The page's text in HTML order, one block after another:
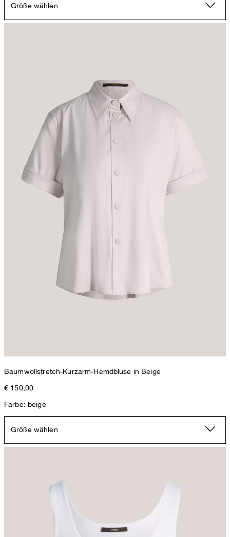
Größe wählen
Baumwollstretch-Kurzarm-Hemdbluse in Beige
€ 150,00
Farbe: beige
Größe wählen